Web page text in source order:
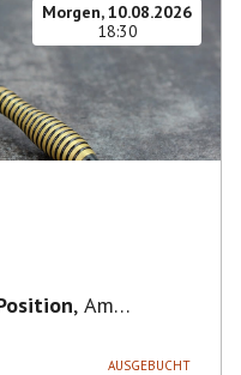
Morgen, 10.08.2026
18:30
, Am
AUSGEBUCHT